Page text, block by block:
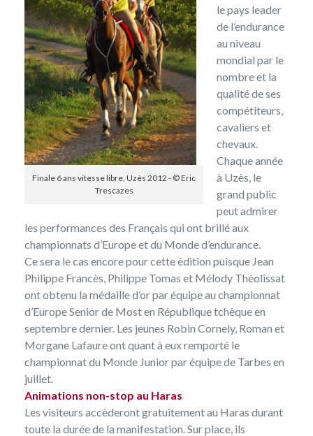
Finale 6 ans vitesse libre, Uzès 2012 - © Eric
Trescazes
le pays leader
de l’endurance
au niveau
mondial par le
nombre et la
qualité de ses
compétiteurs,
cavaliers et
chevaux.
Chaque année
à Uzès, le
grand public
peut admirer
les performances des Français qui ont brillé aux
championnats d’Europe et du Monde d’endurance.
Ce sera le cas encore pour cette édition puisque Jean
Philippe Francès, Philippe Tomas et Mélody Théolissat
ont obtenu la médaille d’or par équipe au championnat
d’Europe Senior de Most en République tchèque en
septembre dernier. Les jeunes Robin Cornely, Roman et
Morgane Lafaure ont quant à eux remporté le
championnat du Monde Junior par équipe de Tarbes en
juillet.
Animations non-stop au Haras
Les visiteurs accèderont gratuitement au Haras durant
toute la durée de la manifestation. Sur place, ils